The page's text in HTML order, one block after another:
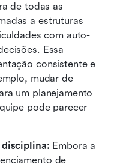
de todas as
a estruturas
com auto-
Essa
consistente e
mudar de
um planejamento
pode parecer
disciplina: Embora a
de